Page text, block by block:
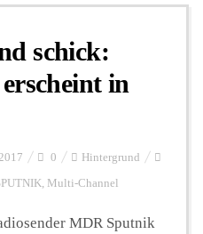
Beiträge
schick:
in
0 Hintergrund
, Multi-Channel
MDR Sputnik